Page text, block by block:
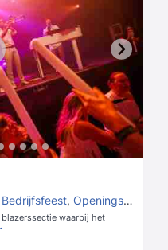
Bedrijfsfeest, Openingsact voor bedrijfsfeest
waarbij het